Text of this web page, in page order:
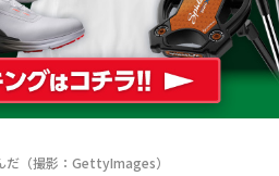
だ（撮影：GettyImages）